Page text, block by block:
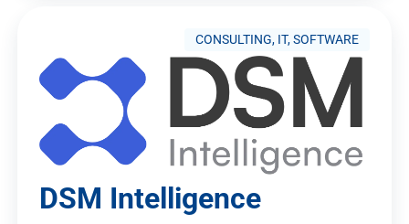
CONSULTING, IT, SOFTWARE
DSM Intelligence